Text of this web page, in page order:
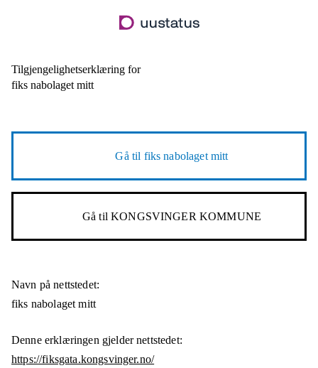
til
Tilgjengelighetserklæring for
fiks nabolaget mitt
Gå til fiks nabolaget mitt
Gå tilKONGSVINGER KOMMUNE
Navn på nettstedet:
fiks nabolaget mitt
Denne erklæringen gjelder nettstedet:
https://fiksgata.kongsvinger.no/